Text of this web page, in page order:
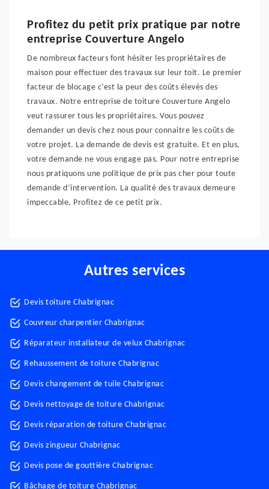
Profitez du petit prix pratique par notre
entreprise Couverture Angelo
De nombreux facteurs font hésiter les propriétaires de
maison pour effectuer des travaux sur leur toit. Le premier
facteur de blocage c’est la peur des coûts élevés des
travaux. Notre entreprise de toiture Couverture Angelo
veut rassurer tous les propriétaires. Vous pouvez
demander un devis chez nous pour connaitre les coûts de
votre projet. La demande de devis est gratuite. Et en plus,
votre demande ne vous engage pas. Pour notre entreprise
nous pratiquons une politique de prix pas cher pour toute
demande d’intervention. La qualité des travaux demeure
impeccable. Profitez de ce petit prix.
Autres services
Devis toiture Chabrignac
Couvreur charpentier Chabrignac
Réparateur installateur de velux Chabrignac
Rehaussement de toiture Chabrignac
Devis changement de tuile Chabrignac
Devis nettoyage de toiture Chabrignac
Devis réparation de toiture Chabrignac
Devis zingueur Chabrignac
Devis pose de gouttière Chabrignac
Bâchage de toiture Chabrignac